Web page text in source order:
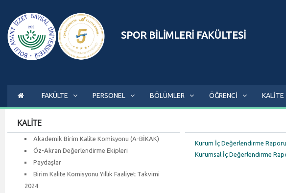
SPOR BİLİMLERİ FAKÜLTESİ
FAKÜLTE PERSONEL BÖLÜMLER ÖĞRENCİ KALİTE
KALİTE
Akademik Birim Kalite Komisyonu (A-BİKAK)
Öz-Akran Değerlendirme Ekipleri
Paydaşlar
Birim Kalite Komisyonu Yıllık Faaliyet Takvimi
2024
Kurum İç Değerlendirme
Kurumsal İç Değerlendirme